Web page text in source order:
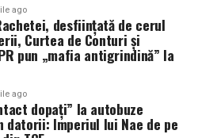
asupra deciziei
de produse cosmetice mici
fiind declanșate
ago
desființată de cerul
Curtea de Conturi și
pun „mafia antigrindină” la
ago
dopați” la autobuze
datorii: Imperiul lui Nae de pe